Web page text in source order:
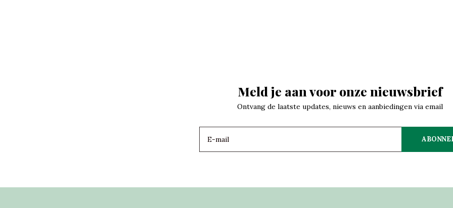
Meld je aan voor onze nieuwsbrief
Ontvang de laatste updates, nieuws en aanbiedingen via email